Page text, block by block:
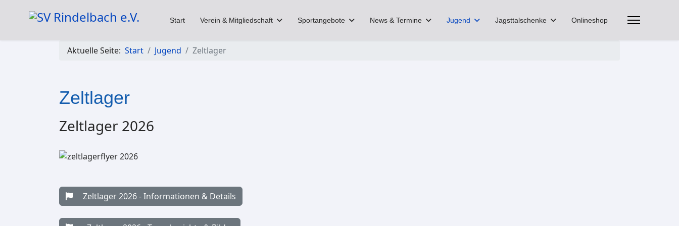
Start Verein & Mitgliedschaft Sportangebote News & Termine Jugend Jagsttalschenke Onlineshop
Aktuelle Seite: Start Jugend Zeltlager
Zeltlager
Zeltlager 2026
Zeltlager 2026 - Informationen & Details